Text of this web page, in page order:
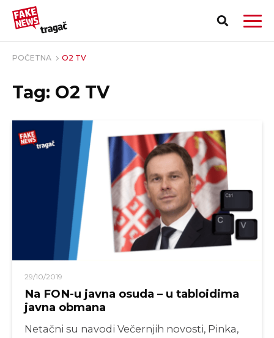
PRIJAVI LAŽNU VEST!
POČETNA O2 TV
Tag: O2 TV
29/10/2019
Na FON-u javna osuda – u tabloidima
javna obmana
Netačni su navodi Večernjih novosti, Pinka,